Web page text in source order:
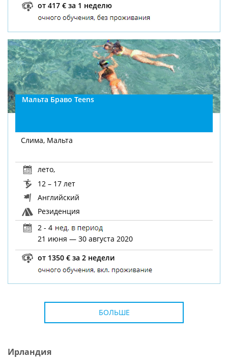
от 417 € за 1 неделю
Мальта Браво Teens
Слима, Мальта
лето,
12 – 17 лет
Английский
Резиденция
2 - 4
21 июня — 30 августа 2020
от 1350 € за 2 недели
БОЛЬШЕ
Ирландия